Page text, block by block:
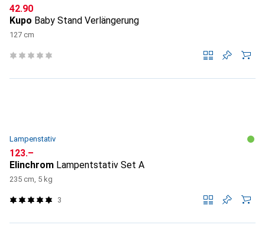
CHF
42.90
Kupo Baby Stand Verlängerung
127 cm
Lampenstativ
CHF
123.–
Elinchrom Lampentstativ Set A
235 cm, 5 kg
3